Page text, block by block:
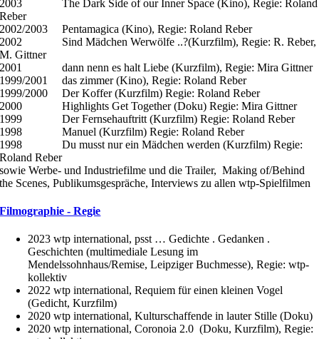
2003 The Dark Side of our Inner Space (Kino), Regie: Roland
Reber
2002/2003 Pentamagica (Kino), Regie: Roland Reber
2002 Sind Mädchen Werwölfe ..?(Kurzfilm), Regie: R. Reber,
M. Gittner
2001 dann nenn es halt Liebe (Kurzfilm), Regie: Mira Gittner
1999/2001 das zimmer (Kino), Regie: Roland Reber
1999/2000 Der Koffer (Kurzfilm) Regie: Roland Reber
2000 Highlights Get Together (Doku) Regie: Mira Gittner
1999 Der Fernsehauftritt (Kurzfilm) Regie: Roland Reber
1998 Manuel (Kurzfilm) Regie: Roland Reber
1998 Du musst nur ein Mädchen werden (Kurzfilm) Regie:
Roland Reber
sowie Werbe- und Industriefilme und die Trailer, Making of/Behind
the Scenes, Publikumsgespräche, Interviews zu allen wtp-Spielfilmen
Filmographie - Regie
2023 wtp international, psst … Gedichte . Gedanken .
Geschichten (multimediale Lesung im
Mendelssohnhaus/Remise, Leipziger Buchmesse), Regie: wtp-
kollektiv
2022 wtp international, Requiem für einen kleinen Vogel
(Gedicht, Kurzfilm)
2020 wtp international, Kulturschaffende in lauter Stille (Doku)
2020 wtp international, Coronoia 2.0 (Doku, Kurzfilm), Regie: